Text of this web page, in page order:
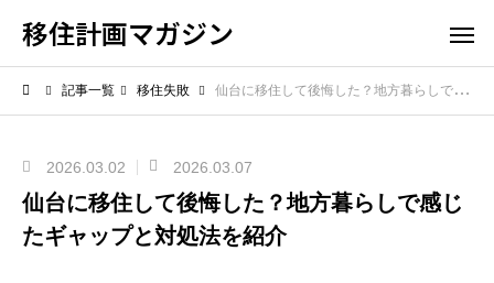
移住計画マガジン
記事一覧 移住失敗 仙台に移住して後悔した？地方暮らしで感じたギャップと対処法を紹介
2026.03.02 2026.03.07
仙台に移住して後悔した？地方暮らしで感じ
たギャップと対処法を紹介